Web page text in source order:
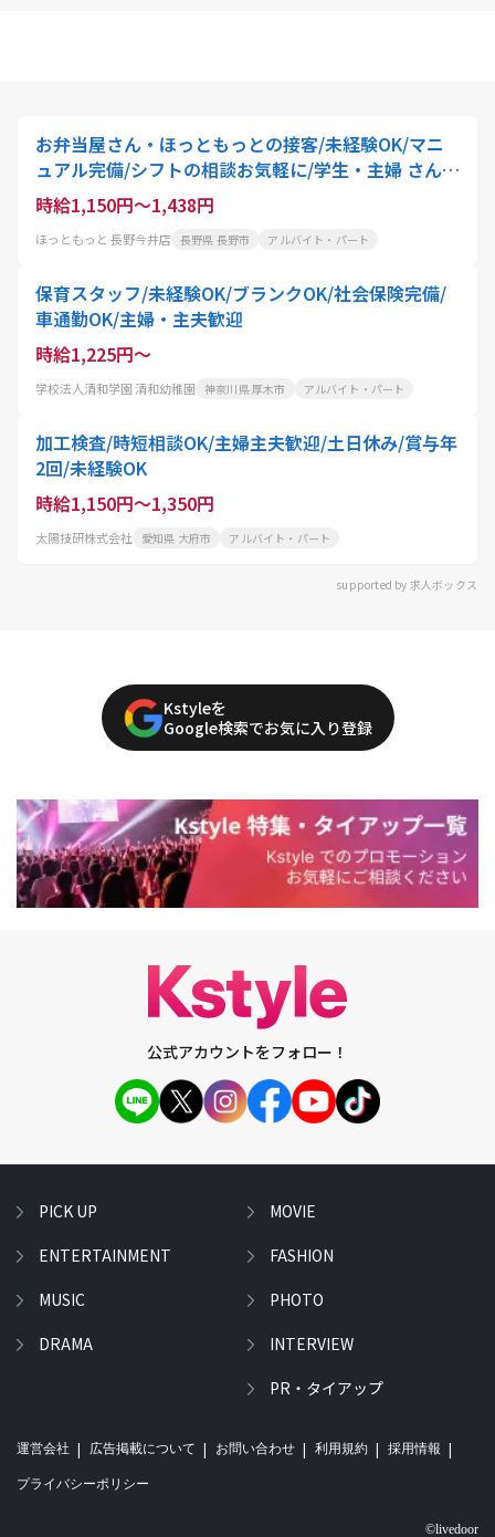
お弁当屋さん・ほっともっとの接客/未経験OK/マニ
ュアル完備/シフトの相談お気軽に/学生・主婦 さん活
躍中
時給1,150円～1,438円
ほっともっと 長野今井店 長野県 長野市 アルバイト・パート
保育スタッフ/未経験OK/ブランクOK/社会保険完備/
車通勤OK/主婦・主夫歓迎
時給1,225円～
学校法人清和学園 清和幼稚園 神奈川県 厚木市 アルバイト・パート
加工検査/時短相談OK/主婦主夫歓迎/土日休み/賞与年
2回/未経験OK
時給1,150円～1,350円
太陽技研株式会社 愛知県 大府市 アルバイト・パート
supported by 求人ボックス
Kstyleを
Google検索でお気に入り登録
公式アカウントをフォロー！
PICK UP
ENTERTAINMENT
MUSIC
DRAMA
MOVIE
FASHION
PHOTO
INTERVIEW
PR・タイアップ
運営会社 広告掲載について お問い合わせ 利用規約 採用情報
プライバシーポリシー
©livedoor